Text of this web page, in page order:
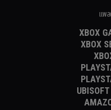
แพ
XBOX
XBOX